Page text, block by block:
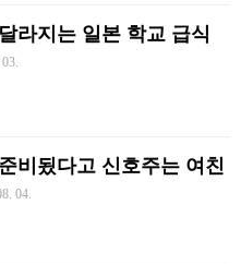
라지는 일본 학교 급식
비됬다고 신호주는 여친
04.